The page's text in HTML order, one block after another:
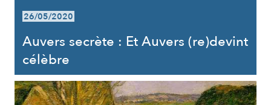
26/05/2020
Auvers secrète : Et Auvers (re)devint
célèbre